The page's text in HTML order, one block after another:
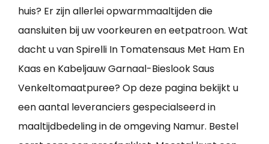
huis? Er zijn allerlei opwarmmaaltijden die
aansluiten bij uw voorkeuren en eetpatroon. Wat
dacht u van Spirelli In Tomatensaus Met Ham En
Kaas en Kabeljauw Garnaal-Bieslook Saus
Venkeltomaatpuree? Op deze pagina bekijkt u
een aantal leveranciers gespecialseerd in
maaltijdbedeling in de omgeving Namur. Bestel